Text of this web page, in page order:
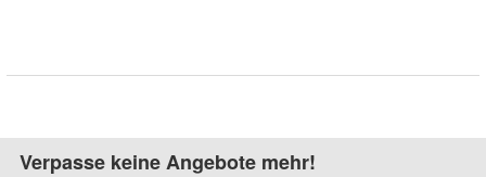
Verpasse keine Angebote mehr!